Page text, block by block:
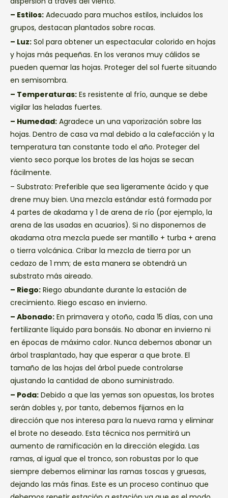
– Estilos: Adecuado para muchos estilos, incluidos los
grupos, destacan plantados sobre rocas.
– Luz: Sol para obtener un espectacular colorido en hojas
y hojas más pequeñas. En los veranos muy cálidos se
pueden quemar las hojas. Proteger del sol fuerte situando
en semisombra.
– Temperaturas: Es resistente al frío, aunque se debe
vigilar las heladas fuertes.
– Humedad: Agradece un una vaporización sobre las
hojas. Dentro de casa va mal debido a la calefacción y la
temperatura tan constante todo el año. Proteger del
viento seco porque los brotes de las hojas se secan
fácilmente.
– Substrato: Preferible que sea ligeramente ácido y que
drene muy bien. Una mezcla estándar está formada por
4 partes de akadama y 1 de arena de río (por ejemplo, la
arena de las usadas en acuarios). Si no disponemos de
akadama otra mezcla puede ser mantillo + turba + arena
o tierra volcánica. Cribar la mezcla de tierra por un
cedazo de 1 mm; de esta manera se obtendrá un
substrato más aireado.
– Riego: Riego abundante durante la estación de
crecimiento. Riego escaso en invierno.
– Abonado: En primavera y otoño, cada 15 días, con una
fertilizante líquido para bonsáis. No abonar en invierno ni
en épocas de máximo calor. Nunca debemos abonar un
árbol trasplantado, hay que esperar a que brote. El
tamaño de las hojas del árbol puede controlarse
ajustando la cantidad de abono suministrado.
– Poda: Debido a que las yemas son opuestas, los brotes
serán dobles y, por tanto, debemos fijarnos en la
dirección que nos interesa para la nueva rama y eliminar
el brote no deseado. Esta técnica nos permitirá un
aumento de ramificación en la dirección elegida. Las
ramas, al igual que el tronco, son robustas por lo que
siempre debemos eliminar las ramas toscas y gruesas,
dejando las más finas. Este es un proceso continuo que